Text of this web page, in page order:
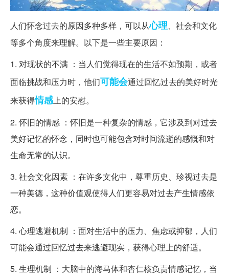
人们怀念过去的原因多种多样，可以从心理、社会和文化
等多个角度来理解。以下是一些主要原因：
1. 对现状的不满 ：当人们觉得现在的生活不如预期，或者
面临挑战和压力时，他们可能会通过回忆过去的美好时光
来获得情感上的安慰。
2. 怀旧的情感 ：怀旧是一种复杂的情感，它涉及到对过去
美好记忆的怀念，同时也可能包含对时间流逝的感慨和对
生命无常的认识。
3. 社会文化因素 ：在许多文化中，尊重历史、珍视过去是
一种美德，这种价值观使得人们更容易对过去产生情感依
恋。
4. 心理逃避机制 ：面对生活中的压力、焦虑或抑郁，人们
可能会通过回忆过去来逃避现实，获得心理上的舒适。
5. 生理机制 ：大脑中的海马体和杏仁核负责情感记忆，当